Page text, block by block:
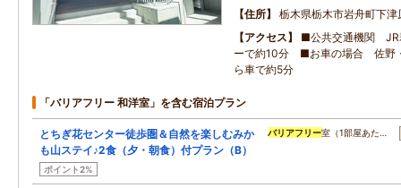
住所
栃木県栃木市岩舟町下津
アクセス
■公共交通機関 JR
ーで約10分 ■お車の場合 佐野
ら車で約5分
「バリアフリー 和洋室」を含む宿泊プラン
とちぎ花センター徒歩圏＆自然を楽しむみか
も山ステイ♪2食（夕・朝食）付プラン（B）
ポイント2%
バリアフリー室（1部屋あた…